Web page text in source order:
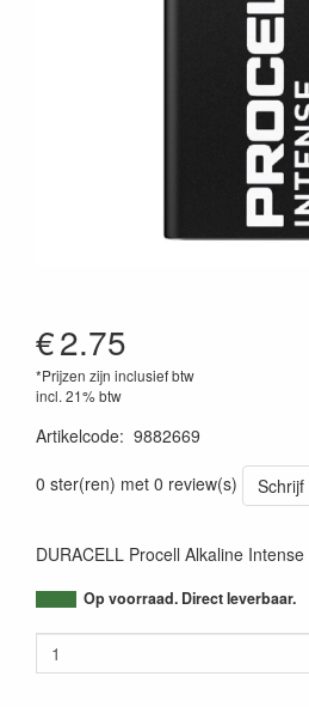
€2.75
*Prijzen zijn inclusief btw
incl. 21% btw
Artikelcode: 9882669
0 ster(ren) met 0 review(s)
DURACELL Procell Alkaline
Op voorraad. Direct leverbaar.